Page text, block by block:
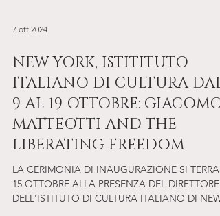
7 ott 2024
NEW YORK, ISTITITUTO
ITALIANO DI CULTURA DAL
9 AL 19 OTTOBRE: GIACOMO
LIBERATING FREEDOM
LA CERIMONIA DI INAUGURAZIONE SI TERRA'